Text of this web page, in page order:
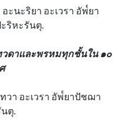
ะนะริยา อะเวรา อัพ๎ยา
ริหะรันตุ.
วดาและพรหมทุกชั้นใน ๑๐
วา อะเวรา อัพ๎ยาปัชฌา
ตุ.